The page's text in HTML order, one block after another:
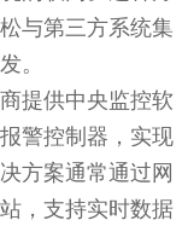
与第三方系统集
。
提供中央监控软
警控制器，实现
方案通常通过网
，支持实时数据